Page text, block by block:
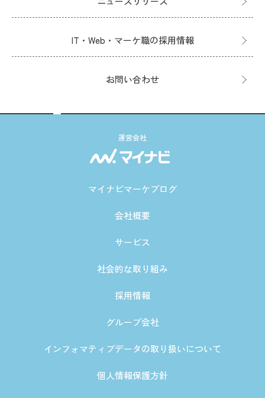
IT・Web・マーケ職の採用情報
お問い合わせ
運営会社
マイナビマーケブログ
会社概要
サービス
社会的な取り組み
採用情報
グループ会社
インフォマティブデータの取り扱いについて
個人情報保護方針